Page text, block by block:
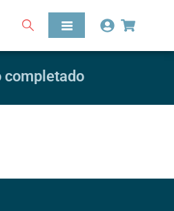
completado